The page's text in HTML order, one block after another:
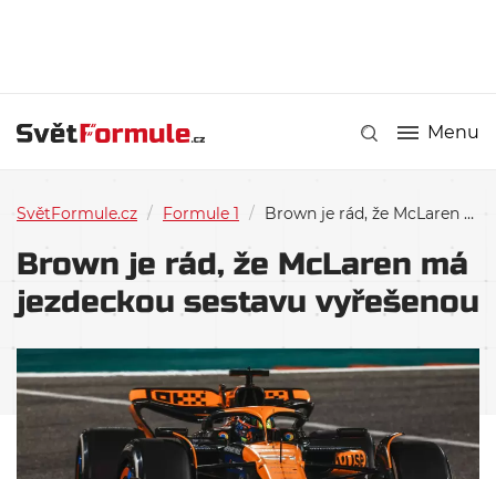
Menu
SvětFormule.cz / Formule 1 / Brown je rád, že McLaren má jezdeckou sestavu vyřešenou
Brown je rád, že McLaren má
jezdeckou sestavu vyřešenou